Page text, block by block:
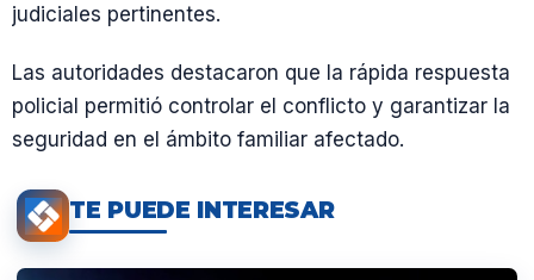
judiciales pertinentes.
Las autoridades destacaron que la rápida respuesta
policial permitió controlar el conflicto y garantizar la
seguridad en el ámbito familiar afectado.
TE PUEDE INTERESAR